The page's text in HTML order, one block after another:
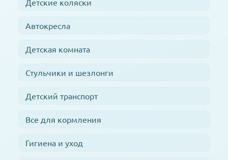
Автокресла
Детская комната
Стульчики и шезлонги
Детский транспорт
Все для кормления
Гигиена и уход